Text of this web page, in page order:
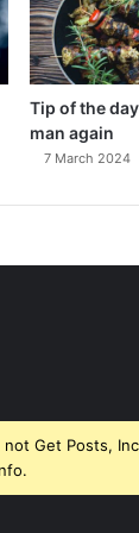
Tip of the
man again
7 March 2024
not Get Posts,